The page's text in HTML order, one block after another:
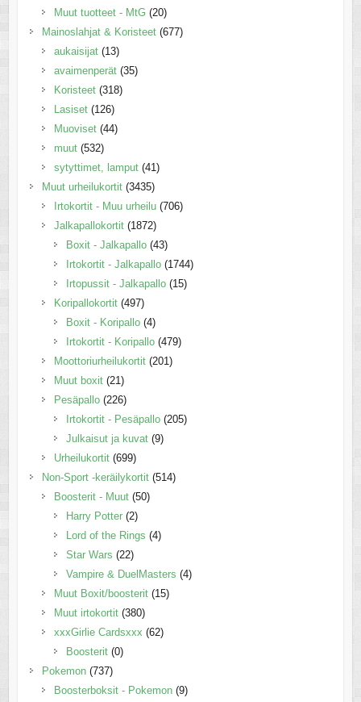
Muut tuotteet - MtG (20)
Mainoslahjat & Koristeet (677)
aukaisijat (13)
avaimenperät (35)
Koristeet (318)
Lasiset (126)
Muoviset (44)
muut (532)
sytyttimet, lamput (41)
Muut urheilukortit (3435)
Irtokortit - Muu urheilu (706)
Jalkapallokortit (1872)
Boxit - Jalkapallo (43)
Irtokortit - Jalkapallo (1744)
Irtopussit - Jalkapallo (15)
Koripallokortit (497)
Boxit - Koripallo (4)
Irtokortit - Koripallo (479)
Moottoriurheilukortit (201)
Muut boxit (21)
Pesäpallo (226)
Irtokortit - Pesäpallo (205)
Julkaisut ja kuvat (9)
Urheilukortit (699)
Non-Sport -keräilykortit (514)
Boosterit - Muut (50)
Harry Potter (2)
Lord of the Rings (4)
Star Wars (22)
Vampire & DuelMasters (4)
Muut Boxit/boosterit (15)
Muut irtokortit (380)
xxxGirlie Cardsxxx (62)
Boosterit (0)
Pokemon (737)
Boosterboksit - Pokemon (9)